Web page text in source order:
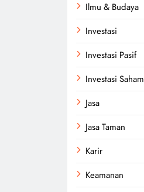
Ilmu & Budaya
Investasi
Investasi Pasif
Investasi Saham
Jasa
Jasa Taman
Karir
Keamanan